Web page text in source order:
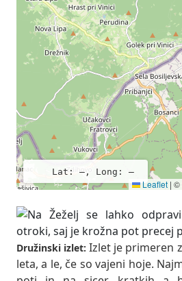
Lat: –, Long: –
Leaflet | ©
Družinski izlet: Izlet je primeren
leta, a le, če so vajeni hoje.